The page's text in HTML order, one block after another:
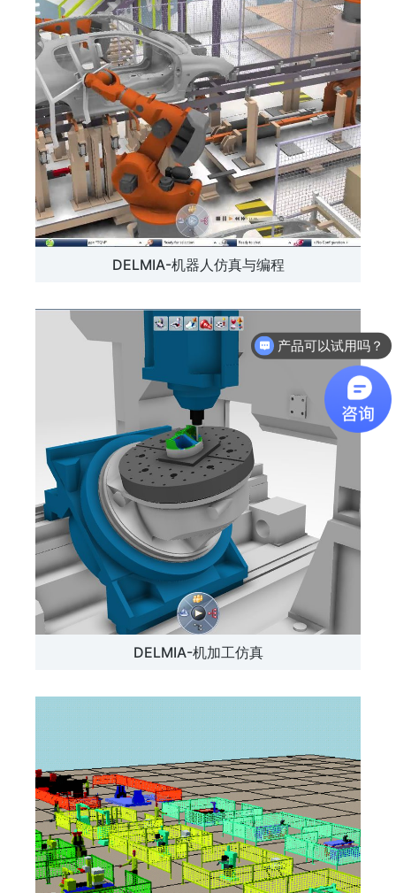
DELMIA-机器人仿真与编程
DELMIA-机加工仿真
产品可以试用吗？